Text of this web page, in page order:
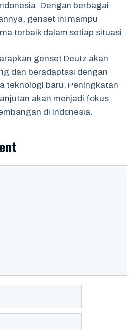
Dengan berbagai
genset ini mampu
terbaik dalam setiap situasi.
genset Deutz akan
dan beradaptasi dengan
teknologi baru. Peningkatan
akan menjadi fokus
di Indonesia.